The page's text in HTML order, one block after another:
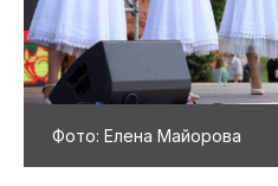
Фото: Елена Майорова